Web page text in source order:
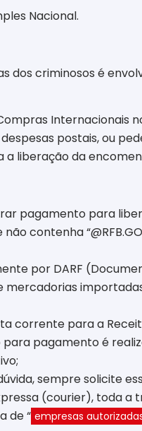
Nacional.
dos criminosos é
Internacionais
postais, ou
a liberação da
pagamento para
contenha
por DARF
mercadorias
corrente para a
pagamento é
sempre solicite
(courier), toda
de “ empresas